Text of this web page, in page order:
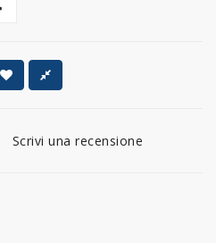
Scrivi una recensione